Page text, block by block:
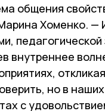
общения
Хоменко. —
внутреннее
но в
с